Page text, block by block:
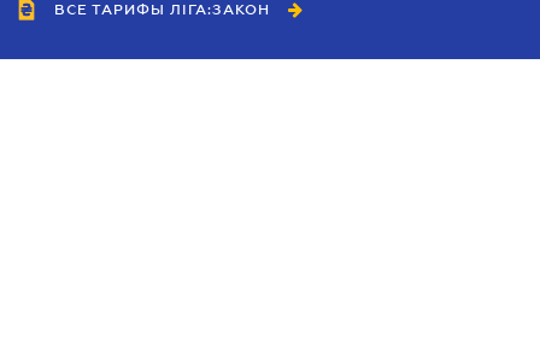
ВСЕ ТАРИФЫ ЛІГА:ЗАКОН